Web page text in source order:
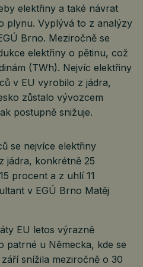
elektřiny a také návrat
plynu. Vyplývá to z analýzy
Brno. Meziročně se
elektřiny o pětinu, což
(TWh). Nejvíc elektřiny
v EU vyrobilo z jádra,
zůstalo vývozcem
postupně snižuje.
se nejvíce elektřiny
jádra, konkrétně 25
procent a z uhlí 11
v EGÚ Brno Matěj
EU letos výrazně
patrné u Německa, kde se
snížila meziročně o 30